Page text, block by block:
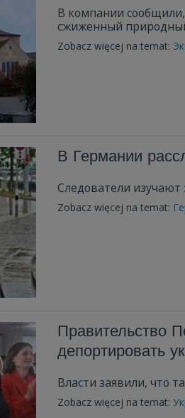
В компании сообщили,
сжиженный
Zobacz więcej na temat:
В Германии
Следователи
Zobacz więcej na temat:
Правительство
депортировать
Власти заявили, что
Zobacz więcej na temat: